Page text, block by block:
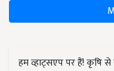
हम व्हाट्सएप पर हैं! कृषि